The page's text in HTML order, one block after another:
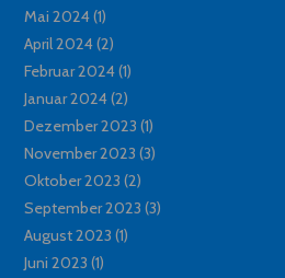
Mai 2024(1)
April 2024(2)
Februar 2024(1)
Januar 2024(2)
Dezember 2023 (1)
November 2023 (3)
Oktober 2023 (2)
September 2023 (3)
August 2023 (1)
Juni 2023 (1)